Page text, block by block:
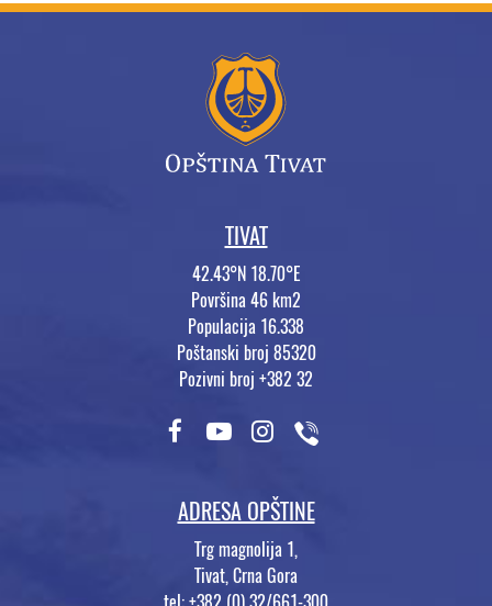
TIVAT
42.43°N 18.70°E
Površina 46 km2
Populacija 16.338
Poštanski broj 85320
Pozivni broj +382 32
ADRESA OPŠTINE
Trg magnolija 1,
Tivat, Crna Gora